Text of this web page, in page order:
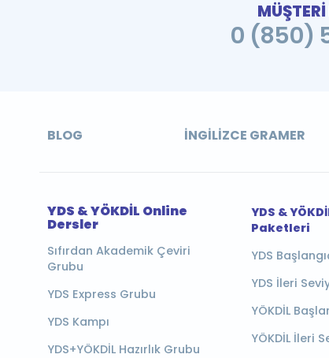
0 (850)
BLOG İNGILIZCE GRAMER
YDS & YÖKDİL Online
Dersler
Sıfırdan Akademik Çeviri
Grubu
YDS Express Grubu
YDS Kampı
YDS+YÖKDİL Hazırlık Grubu
YDS &
Paketleri
YDS
YDS İleri
YÖKDİL
YÖKDİL İleri